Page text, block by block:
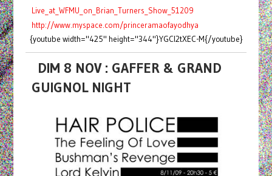
Live_at_WFMU_on_Brian_Turners_Show_51209
http://www.myspace.com/princeramaofayodhya
{youtube width="425" height="344"}YGCl2tXEC-M{/youtube}
DIM 8 NOV : GAFFER & GRAND
GUIGNOL NIGHT